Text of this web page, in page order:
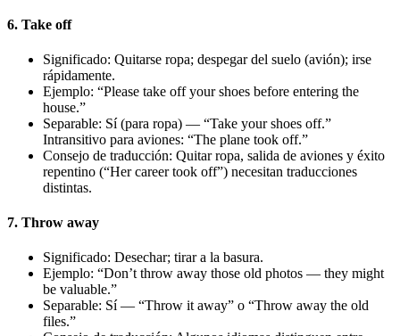
6. Take off
Significado: Quitarse ropa; despegar del suelo (avión); irse
rápidamente.
Ejemplo: “Please take off your shoes before entering the
house.”
Separable: Sí (para ropa) — “Take your shoes off.”
Intransitivo para aviones: “The plane took off.”
Consejo de traducción: Quitar ropa, salida de aviones y éxito
repentino (“Her career took off”) necesitan traducciones
distintas.
7. Throw away
Significado: Desechar; tirar a la basura.
Ejemplo: “Don’t throw away those old photos — they might
be valuable.”
Separable: Sí — “Throw it away” o “Throw away the old
files.”